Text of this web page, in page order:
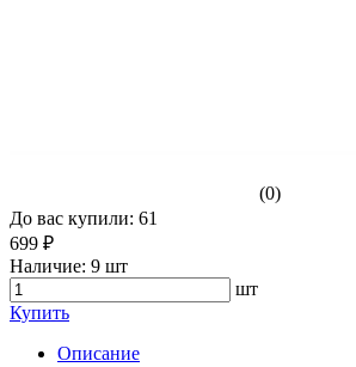
(0)
До вас купили: 61
699 ₽
Наличие: 9 шт
шт
Купить
Описание